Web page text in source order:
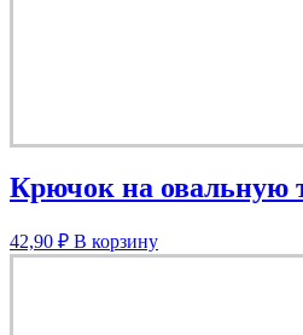
Крючок на овальную
42,90 ₽ В корзину